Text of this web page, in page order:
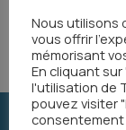
Partager
Nous utilisons
vous offrir
mémorisant
En cliquant
l'utilisation de
pouvez visiter